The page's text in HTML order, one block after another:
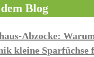
Blog
Abzocke:
kleine Sparfüchse